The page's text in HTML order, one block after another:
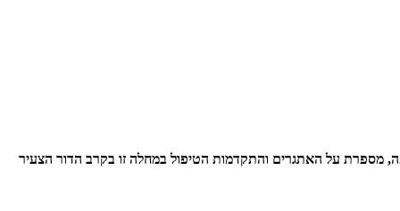
כללית בחיפה, מספרת על האתגרים והתקדמות הטיפול במחלה זו בקרב הדור הצעיר